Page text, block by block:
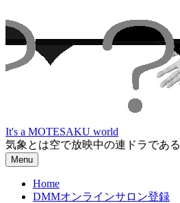
It's a MOTESAKU world
気象とは空で放映中の連ドラである
Menu
Home
DMMオンラインサロン登録